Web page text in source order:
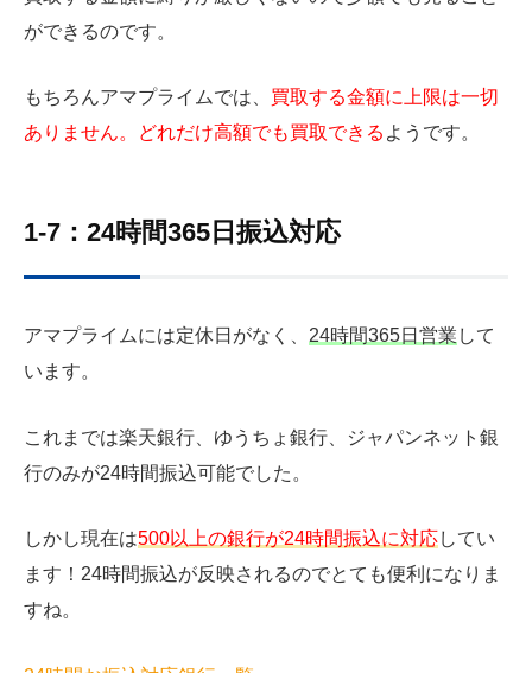
ができるのです。
もちろんアマプライムでは、 買取する金額に上限は一切
ありません。どれだけ高額でも買取できる ようです。
1-7：24時間365日振込対応
アマプライムには定休日がなく、 24時間365日営業 して
います。
これまでは楽天銀行、ゆうちょ銀行、ジャパンネット銀
行のみが24時間振込可能でした。
しかし現在は500以上の銀行が24時間振込に対応してい
ます！24時間振込が反映されるのでとても便利になりま
すね。